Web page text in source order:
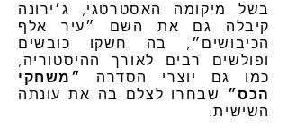
בשל מיקומה האסטרטגי, ג׳ירונה
קיבלה גם את השם ״עיר אלף
הכיבושים״, בה חשקו כובשים
ופולשים רבים לאורך ההיסטוריה,
כמו גם יוצרי הסדרה
״משחקי
הכס״ שבחרו לצלם בה את עונתה
השישית.